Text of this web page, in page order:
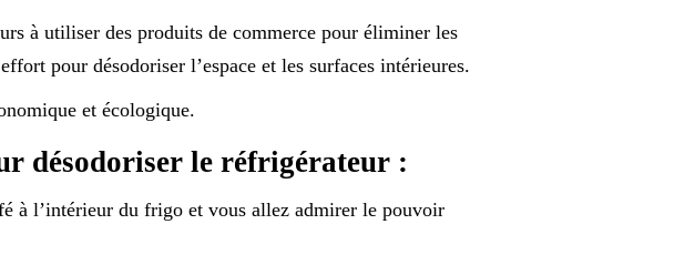
à utiliser des produits de commerce pour éliminer les
pour désodoriser l’espace et les surfaces intérieures.
et écologique.
désodoriser le réfrigérateur :
à l’intérieur du frigo et vous allez admirer le pouvoir